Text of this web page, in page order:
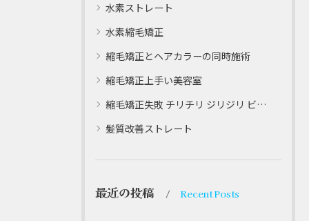
水素ストレート
水素縮毛矯正
縮毛矯正とヘアカラーの同時施術
縮毛矯正上手い美容室
縮毛矯正失敗 チリチリ ジリジリ ビビり直し専門
髪質改善ストレート
最近の投稿 Recent Posts